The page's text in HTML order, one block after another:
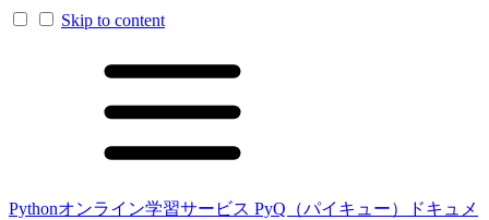
Skip to content
Pythonオンライン学習サービス PyQ（パイキュー）ドキュメ